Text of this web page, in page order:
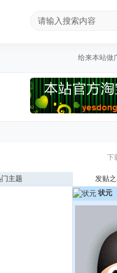
给来本站做
下
主题 发贴
状元